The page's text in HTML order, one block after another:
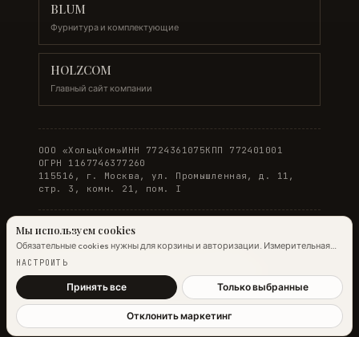
BLUM
Фурнитура и комплектующие
HOLZCOM
Главный сайт компании
ООО «ХольцКом»ИНН 7724361075КПП 772401001
ОГРН 1167746377260
115516, г. Москва, ул. Промышленная, д. 11,
стр. 3, комн. 21, пом. I
© 2026 WOODONLINE. Все права защищены.
Мы используем cookies
Обязательные cookies нужны для корзины и авторизации. Измерительная
аналитика Яндекс.Метрики работает на обычных страницах всегда;
Подробнее →
НАСТРОИТЬ
Принять все Только выбранные
Отклонить маркетинг